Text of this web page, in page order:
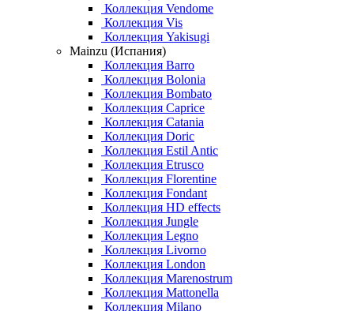
Коллекция Vendome
Коллекция Vis
Коллекция Yakisugi
Mainzu (Испания)
Коллекция Barro
Коллекция Bolonia
Коллекция Bombato
Коллекция Caprice
Коллекция Catania
Коллекция Doric
Коллекция Estil Antic
Коллекция Etrusco
Коллекция Florentine
Коллекция Fondant
Коллекция HD effects
Коллекция Jungle
Коллекция Legno
Коллекция Livorno
Коллекция London
Коллекция Marenostrum
Коллекция Mattonella
Коллекция Milano